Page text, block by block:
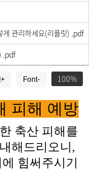
게 관리하세요(리플릿) .pdf
.pdf
100
Font-
피해 예방
축산 피해를
해드리오니 ,
힘써주시기